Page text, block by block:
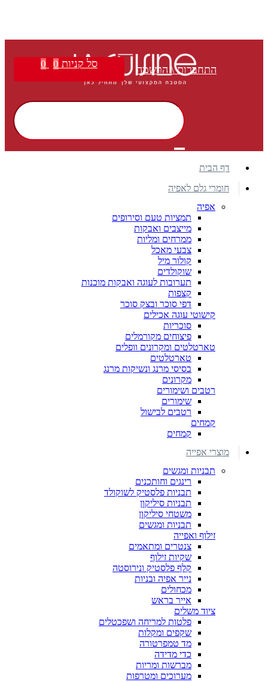
התחברות \ הרשמה סל קניות 0
0
דף הבית
חומרי גלם לאפיה
אפיה
תמציות טעם וסירופים
מייצבים ואבקות
ממרחים ומליות
צבעי מאכל
קולור מיל
שוקולדים
תערובות לעוגה ואבקות מוכנות
קצפות
דפי סוכר ובצק סוכר
קישוטי עוגה אכילים
סוכריות
פיצוחים מקורמלים
טארטלטים ומקרונים וופלים
טארטלטים
בסיסי מרנג ונשיקות מרנג
מקרונים
רטבים ושימורים
שימורים
רטבים לבישול
קמחים
קמחים
מוצרי אפייה
תבניות ומגשים
רינגים וחותכנים
תבניות פלסטיק לשוקולד
תבניות סיליקון
משטחי סיליקון
תבניות ומגשים
זילוף ואפייה
צנטרים ומתאמים
שקיות זילוף
קלף פלסטיק ונירוסטה
נייר אפיה ובניות
מכחולים
אייר בראש
ציוד משלים
פלטות למריחה ושפכטלים
שקפים ומקלות
מד טמפרטורה
כדי מדידה
מברשות ומריות
מערוכים ומטרפות